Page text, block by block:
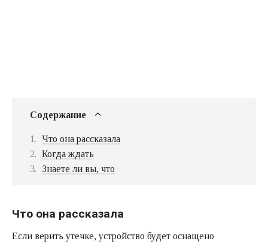
Содержание
Что она рассказала
Когда ждать
Знаете ли вы, что
Что она рассказала
Если верить утечке, устройство будет оснащено